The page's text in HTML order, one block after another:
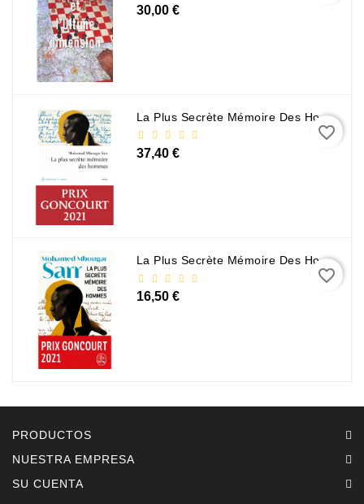
30,00 €
La Plus Secrète Mémoire Des Hommes - Mohamed Mbougar Sarr
37,40 €
favorite_border
La Plus Secrète Mémoire Des Hommes - Mohamed Mbougar Sarr
16,50 €
favorite_border
PRODUCTOS
NUESTRA EMPRESA
SU CUENTA